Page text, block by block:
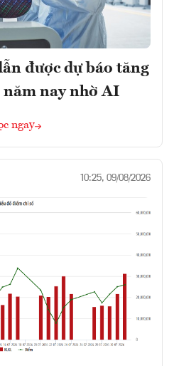
được dự báo tăng
nay nhờ AI
ngay
10:25, 09/08/2026